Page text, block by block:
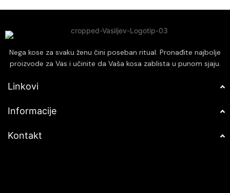
Pogodan za sve tipove kose,
osiguravajući optimalne rezultate
bez obzira na teksturu.
Prikladna za sve tipove kose,
revitalizaciju.
Nega kose za svaku ženu čini poseban ritual. Pronađite najbolje
proizvode za Vas i učinite da Vaša kosa zablista u punom sjaju.
Linkovi
Informacije
Kontakt